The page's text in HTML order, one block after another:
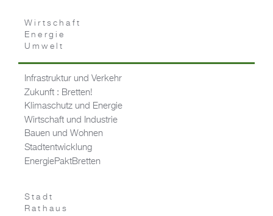
Wirtschaft
Energie
Umwelt
Infrastruktur und Verkehr
Zukunft : Bretten!
Klimaschutz und Energie
Wirtschaft und Industrie
Bauen und Wohnen
Stadtentwicklung
EnergiePaktBretten
Stadt
Rathaus